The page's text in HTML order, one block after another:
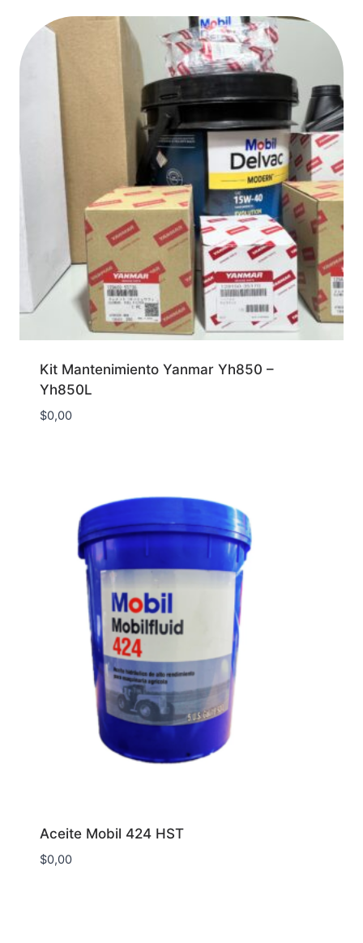
Kit Mantenimiento Yanmar Yh850 –
Yh850L
$0,00
Aceite Mobil 424 HST
$0,00